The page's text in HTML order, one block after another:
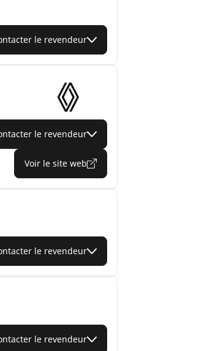
le revendeur
le revendeur
Voir le site web
le revendeur
le revendeur